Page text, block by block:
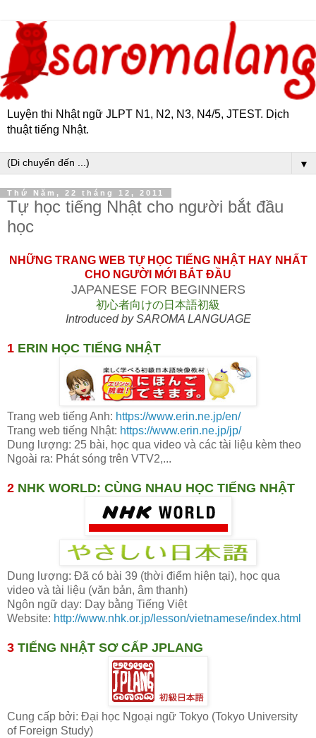
Luyện thi Nhật ngữ JLPT N1, N2, N3, N4/5, JTEST. Dịch
thuật tiếng Nhật.
▼
Thứ Năm, 22 tháng 12, 2011
Tự học tiếng Nhật cho người bắt đầu
học
NHỮNG TRANG WEB TỰ HỌC TIẾNG NHẬT HAY NHẤT
CHO NGƯỜI MỚI BẮT ĐẦU
JAPANESE FOR BEGINNERS
初心者向けの日本語初級
Introduced by SAROMA LANGUAGE
1 ERIN HỌC TIẾNG NHẬT
Trang web tiếng Anh: https://www.erin.ne.jp/en/
Trang web tiếng Nhật: https://www.erin.ne.jp/jp/
Dung lượng: 25 bài, học qua video và các tài liệu kèm theo
Ngoài ra: Phát sóng trên VTV2,...
2 NHK WORLD: CÙNG NHAU HỌC TIẾNG NHẬT
Dung lượng: Đã có bài 39 (thời điểm hiện tại), học qua
video và tài liệu (văn bản, âm thanh)
Ngôn ngữ dạy: Dạy bằng Tiếng Việt
Website: http://www.nhk.or.jp/lesson/vietnamese/index.html
3 TIẾNG NHẬT SƠ CẤP JPLANG
Cung cấp bởi: Đại học Ngoại ngữ Tokyo (Tokyo University
of Foreign Study)